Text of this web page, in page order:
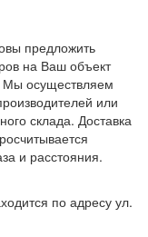
предложить
на Ваш объект
Мы осуществляем
или
склада. Доставка
и расстояния.
по адресу ул.